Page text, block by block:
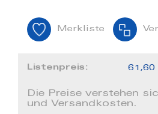
Merkliste
Listenpreis: 61,60
Die Preise verstehen
und Versandkosten.